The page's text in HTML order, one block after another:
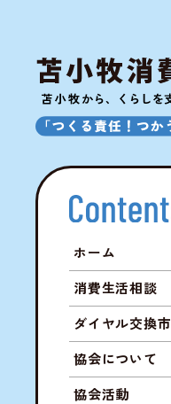
ホーム
消費生活相談
ダイヤル交換市
協会について
協会活動